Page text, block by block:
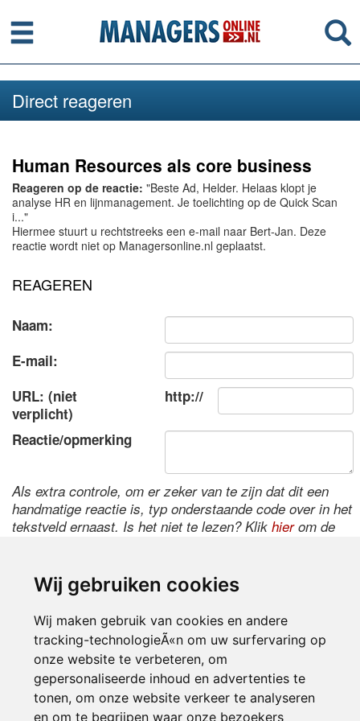
Wij gebruiken cookies
Wij maken gebruik van cookies en andere
tracking-technologieÃ«n om uw surfervaring op
onze website te verbeteren, om
gepersonaliseerde inhoud en advertenties te
tonen, om onze website verkeer te analyseren
en om te begrijpen waar onze bezoekers
Menu
Direct reageren
Human Resources als core business
Reageren op de reactie: "Beste Ad, Helder. Helaas klopt je
analyse HR en lijnmanagement. Je toelichting op de Quick Scan
i..."
Hiermee stuurt u rechtstreeks een e-mail naar Bert-Jan. Deze
reactie wordt niet op Managersonline.nl geplaatst.
REAGEREN
Naam:
E-mail:
URL: (niet
verplicht)
http://
Reactie/opmerking
Als extra controle, om er zeker van te zijn dat dit een
handmatige reactie is, typ onderstaande code over in het
tekstveld ernaast. Is het niet te lezen? Klik hierom de